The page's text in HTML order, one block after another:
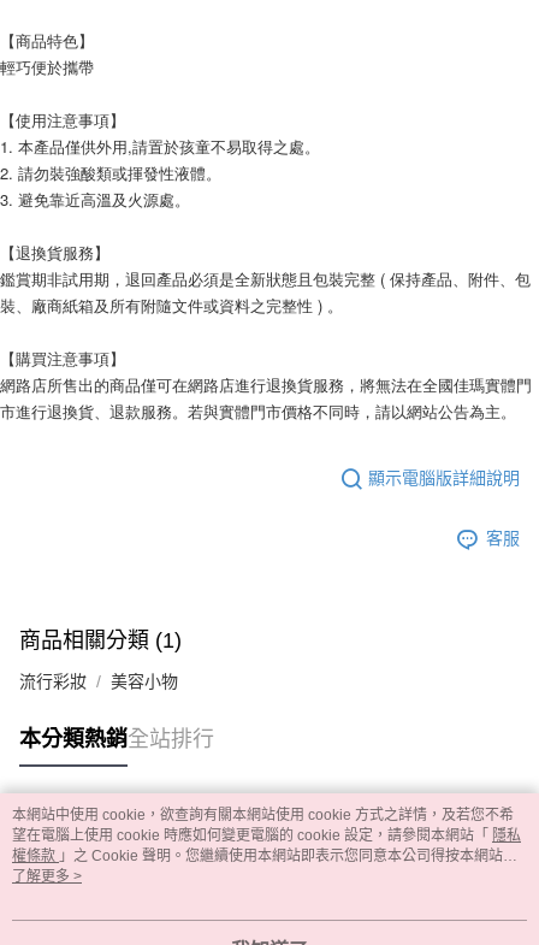
【商品特色】
輕巧便於攜帶
【使用注意事項】
1. 本產品僅供外用,請置於孩童不易取得之處。
2. 請勿裝強酸類或揮發性液體。
3. 避免靠近高溫及火源處。
【退換貨服務】
鑑賞期非試用期，退回產品必須是全新狀態且包裝完整 ( 保持產品、附件、包
裝、廠商紙箱及所有附隨文件或資料之完整性 ) 。
【購買注意事項】
網路店所售出的商品僅可在網路店進行退換貨服務，將無法在全國佳瑪實體門
市進行退換貨、退款服務。若與實體門市價格不同時，請以網站公告為主。
顯示電腦版詳細說明
客服
商品相關分類 (1)
流行彩妝 美容小物
本分類熱銷全站排行
熱門標籤
本網站中使用 cookie，欲查詢有關本網站使用 cookie 方式之詳情，及若您不希
望在電腦上使用 cookie 時應如何變更電腦的 cookie 設定，請參閱本網站「 隱私
權條款 」之 Cookie 聲明。您繼續使用本網站即表示您同意本公司得按本網站使
用條款之 Cookie 聲明使用 cookie。
了解更多 >